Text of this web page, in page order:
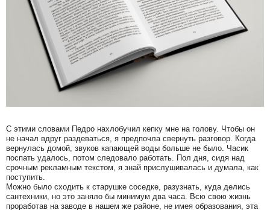
С этими словами Педро нахлобучил кепку мне на голову. Чтобы он
не начал вдруг раздеваться, я предпочла свернуть разговор. Когда
вернулась домой, звуков капающей воды больше не было. Часик
поспать удалось, потом следовало работать. Пол дня, сидя над
срочным рекламным текстом, я знай прислушивалась и думала, как
поступить.
Можно было сходить к старушке соседке, разузнать, куда делись
сантехники, но это заняло бы минимум два часа. Всю свою жизнь
проработав на заводе в нашем же районе, не имея образования, эта